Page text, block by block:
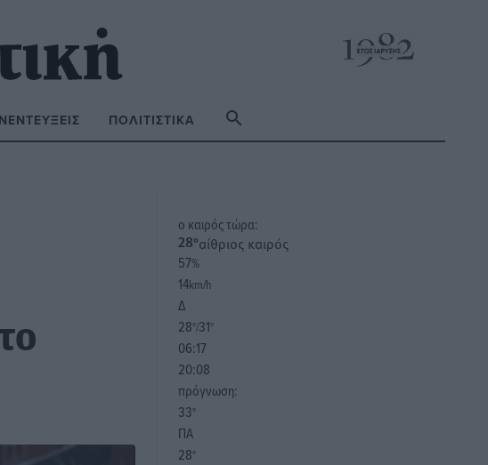
ΠΟΛΙΤΙΣΤΙΚΆ
o καιρός τώρα:
28°αίθριος καιρός
57%
14km/h
Δ
28°/31°
06:17
20:08
πρόγνωση:
33°
ΠΑ
28°